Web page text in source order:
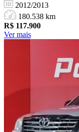
2012/2013
180.538 km
R$ 117.900
Ver mais